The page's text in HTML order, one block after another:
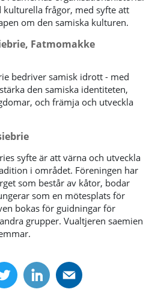
kulturella frågor, med syfte att
om den samiska kulturen.
Fatmomakke
bedriver samisk idrott - med
den samiska identiteten,
och främja och utveckla
syfte är att värna och utveckla
i området. Föreningen har
som består av kåtor, bodar
som en mötesplats för
bokas för guidningar för
grupper. Vualtjeren saemien